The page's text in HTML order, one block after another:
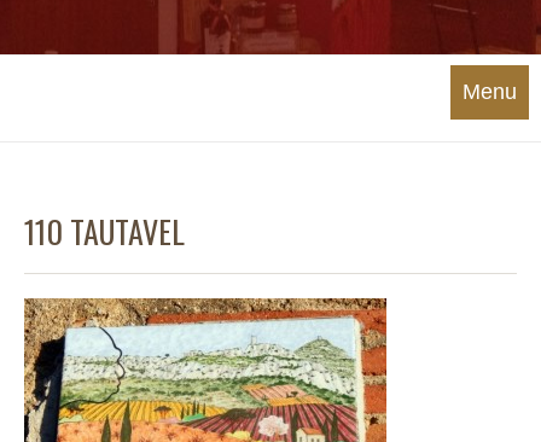
Menu
110 TAUTAVEL